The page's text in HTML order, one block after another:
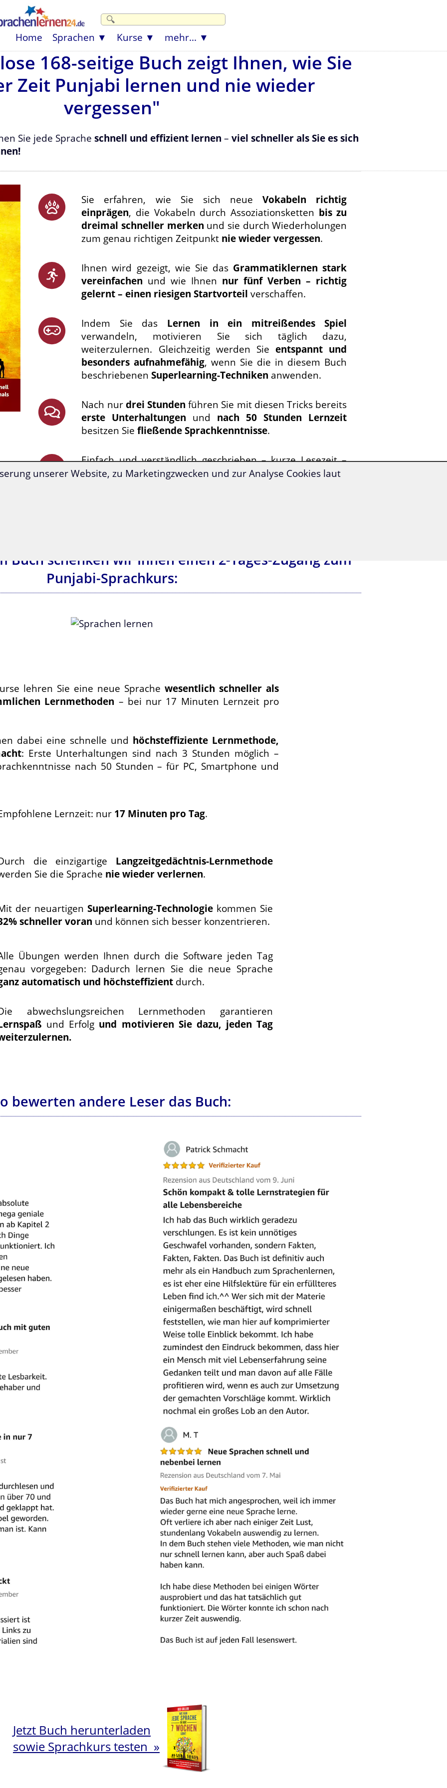
Home Sprachen Kurse mehr...
168-seitige Buch zeigt Ihnen, wie Sie
Zeit Punjabi lernen und nie wieder
vergessen"
Sie jede Sprache schnell und effizient lernen – viel schneller als Sie es sich
Sie erfahren, wie Sie sich neueVokabeln richtig
einprägen, die Vokabeln durch Assoziationsketten bis zu
dreimal schneller merken und sie durch Wiederholungen
zum genau richtigen Zeitpunkt nie wieder vergessen.
Ihnen wird gezeigt, wie Sie das Grammatiklernen stark
vereinfachen und wie Ihnen nur fünf Verben – richtig
gelernt – einen riesigen Startvorteil verschaffen.
Indem Sie das Lernen in ein mitreißendes Spiel
verwandeln, motivieren Sie sich täglich dazu,
weiterzulernen. Gleichzeitig werden Sieentspannt und
besonders aufnahmefähig, wenn Sie die in diesem Buch
beschriebenenSuperlearning-Techniken anwenden.
Nach nur drei Stunden führen Sie mit diesen Tricks bereits
erste Unterhaltungen und nach 50 Stunden Lernzeit
besitzen Siefließende Sprachkenntnisse.
Einfach und verständlich geschrieben – kurze Lesezeit –
sofort anwendbar!
Buch schenken wir Ihnen einen 2-Tages-Zugang zum
Punjabi-Sprachkurs:
lehren Sie eine neue Sprache wesentlich schneller als
Lernmethoden – bei nur 17 Minuten Lernzeit pro
dabei eine schnelle und höchsteffiziente Lernmethode,
: Erste Unterhaltungen sind nach 3 Stunden möglich –
nach 50 Stunden – für PC, Smartphone und
Lernzeit: nur 17 Minuten pro Tag.
die einzigartige Langzeitgedächtnis-Lernmethode
Sie die Sprache nie wieder verlernen.
der neuartigen Superlearning-Technologie kommen Sie
schneller voran und können sich besser konzentrieren.
Übungen werden Ihnen durch die Software jeden Tag
vorgegeben: Dadurch lernen Sie die neue Sprache
automatisch und höchsteffizient durch.
abwechslungsreichen Lernmethoden garantieren
und Erfolg und motivieren Sie dazu, jeden Tag
bewerten andere Leser das Buch:
Jetzt Buch herunterladen
sowie Sprachkurs testen »
unserer Website, zu Marketingzwecken und zur Analyse Cookies laut